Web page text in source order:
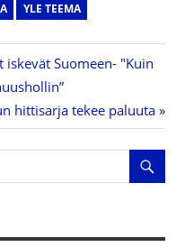
YLE TEEMA
Suomeen- "Kuin
hittisarja tekee paluuta